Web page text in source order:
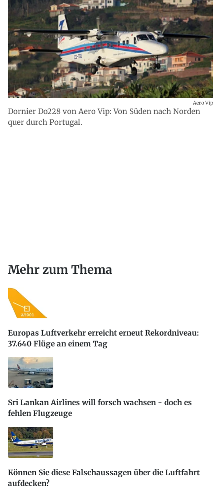
Dornier Do228 von Aero Vip: Von Süden nach Norden
quer durch Portugal.
Aero Vip
Mehr zum Thema
Europas Luftverkehr erreicht erneut Rekordniveau:
37.640 Flüge an einem Tag
Sri Lankan Airlines will forsch wachsen - doch es
fehlen Flugzeuge
Können Sie diese Falschaussagen über die Luftfahrt
aufdecken?